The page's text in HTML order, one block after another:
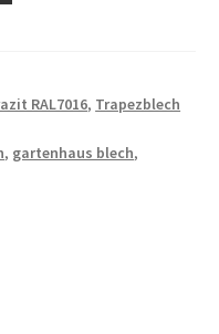
RAL7016, Trapezblech
, gartenhaus blech,